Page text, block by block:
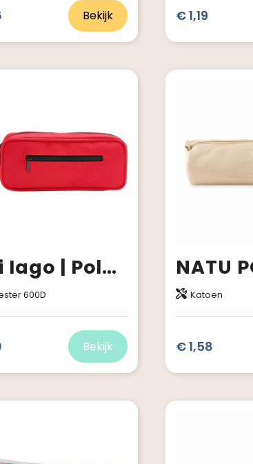
Bekijk € 1,19
Etui Iago | Polyester 600D
600D
Bekijk
Katoen
€ 1,58